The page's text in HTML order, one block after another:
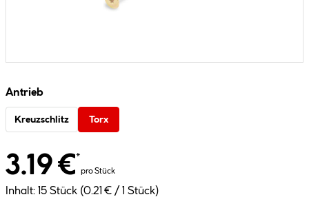
Antrieb
Kreuzschlitz Torx
3.19 €*
pro Stück
Inhalt: 15 Stück (0.21 € / 1 Stück)